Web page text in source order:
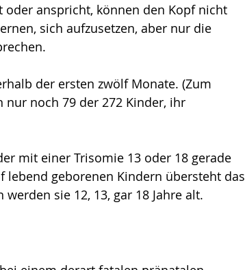
anspricht, können den Kopf nicht
sich aufzusetzen, aber nur die
der ersten zwölf Monate. (Zum
nur noch 79 der 272 Kinder, ihr
mit einer Trisomie 13 oder 18 gerade
lebend geborenen Kindern übersteht das
sie 12, 13, gar 18 Jahre alt.